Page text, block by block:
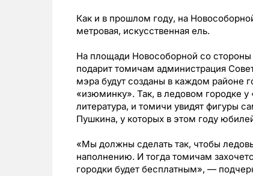
Как и в прошлом году, на
метровая, искусственная ель.
На площади Новособорной со
подарит томичам администрация
мэра будут созданы в каждом районе
«изюминку». Так, в ледовом городке у
литература, и томичи увидят фигуры
Пушкина, у которых в этом году
«Мы должны сделать так, чтобы
наполнению. И тогда томичам
городки будет бесплатным», —